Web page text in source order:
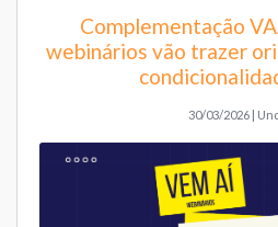
Complementação
webinários vão trazer
30/03/2026 |